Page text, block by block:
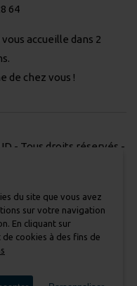
64
vous accueille dans 2
de chez vous !
- Tous droits réservés -
des données
du site que vous avez
sur votre navigation
En cliquant sur
cookies à des fins de